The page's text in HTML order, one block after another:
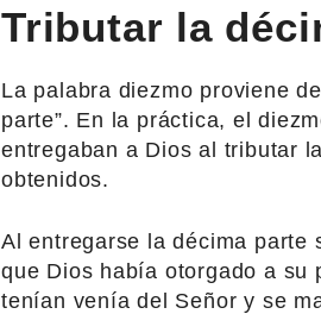
Tributar la
La palabra diezmo proviene
parte”. En la práctica, el
entregaban a Dios al tributar
obtenidos.
Al entregarse la décima parte
que Dios había otorgado a su
tenían venía del Señor y se